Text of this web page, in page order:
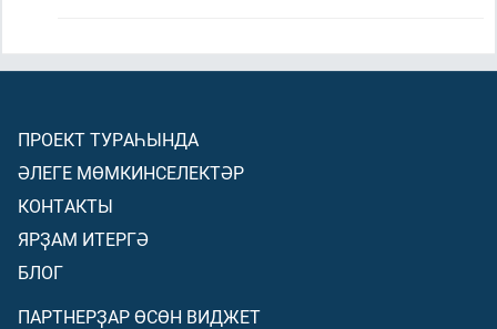
ПРОЕКТ ТУРАҺЫНДА
ӘЛЕГЕ МӨМКИНСЕЛЕКТӘР
КОНТАКТЫ
ЯРҘАМ ИТЕРГӘ
БЛОГ
ПАРТНЕРҘАР ӨСӨН ВИДЖЕТ